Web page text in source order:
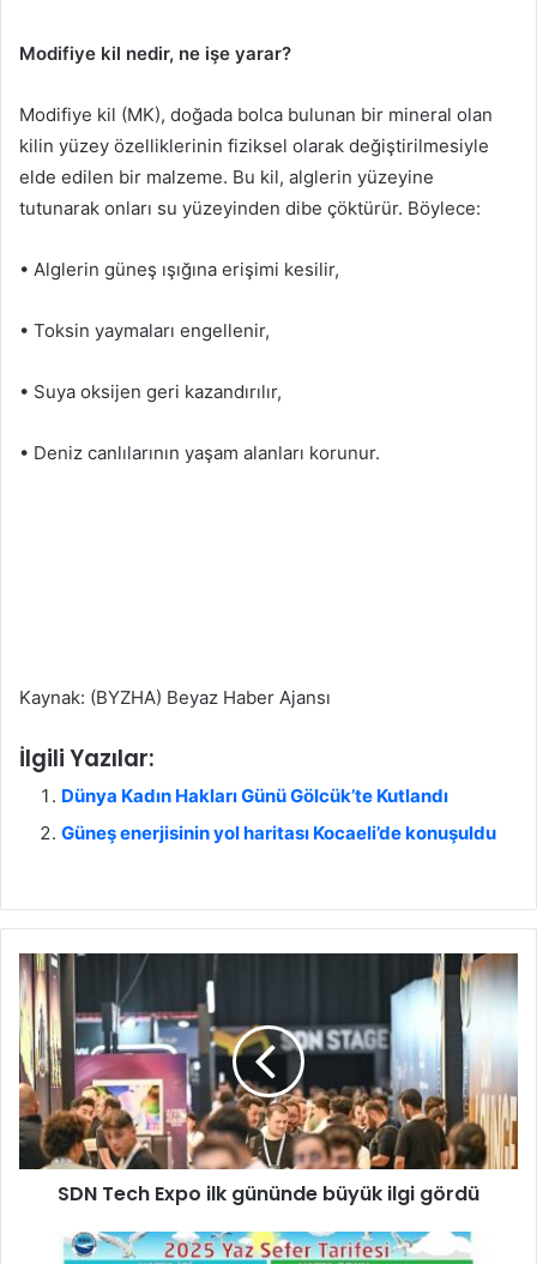
Modifiye kil nedir, ne işe yarar?
Modifiye kil (MK), doğada bolca bulunan bir mineral olan
kilin yüzey özelliklerinin fiziksel olarak değiştirilmesiyle
elde edilen bir malzeme. Bu kil, alglerin yüzeyine
tutunarak onları su yüzeyinden dibe çöktürür. Böylece:
• Alglerin güneş ışığına erişimi kesilir,
• Toksin yaymaları engellenir,
• Suya oksijen geri kazandırılır,
• Deniz canlılarının yaşam alanları korunur.
Kaynak: (BYZHA) Beyaz Haber Ajansı
İlgili Yazılar:
Dünya Kadın Hakları Günü Gölcük’te Kutlandı
Güneş enerjisinin yol haritası Kocaeli’de konuşuldu
S
D
N
T
e
c
h
E
x
SDN Tech Expo ilk gününde büyük ilgi gördü